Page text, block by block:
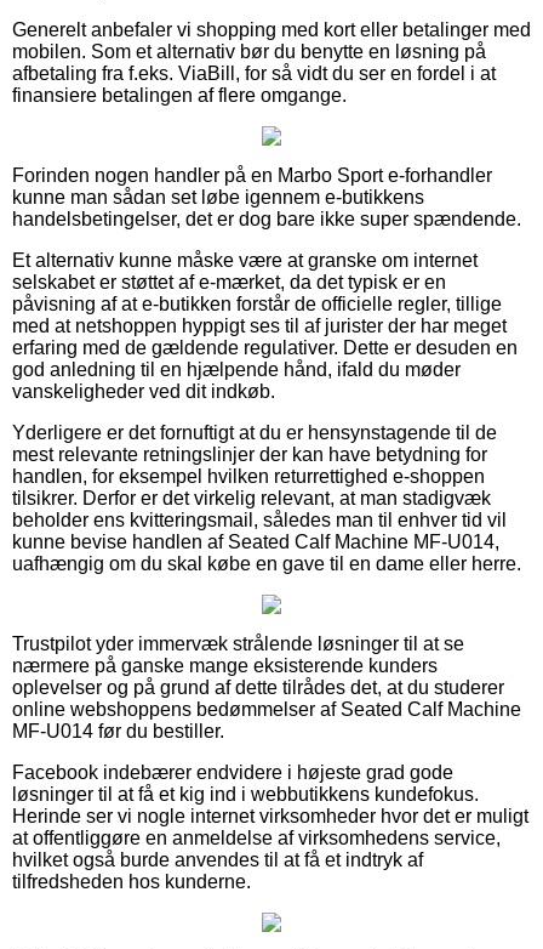
Generelt anbefaler vi shopping med kort eller betalinger med
mobilen. Som et alternativ bør du benytte en løsning på
afbetaling fra f.eks. ViaBill, for så vidt du ser en fordel i at
finansiere betalingen af flere omgange.
Forinden nogen handler på en Marbo Sport e-forhandler
kunne man sådan set løbe igennem e-butikkens
handelsbetingelser, det er dog bare ikke super spændende.
Et alternativ kunne måske være at granske om internet
selskabet er støttet af e-mærket, da det typisk er en
påvisning af at e-butikken forstår de officielle regler, tillige
med at netshoppen hyppigt ses til af jurister der har meget
erfaring med de gældende regulativer. Dette er desuden en
god anledning til en hjælpende hånd, ifald du møder
vanskeligheder ved dit indkøb.
Yderligere er det fornuftigt at du er hensynstagende til de
mest relevante retningslinjer der kan have betydning for
handlen, for eksempel hvilken returrettighed e-shoppen
tilsikrer. Derfor er det virkelig relevant, at man stadigvæk
beholder ens kvitteringsmail, således man til enhver tid vil
kunne bevise handlen af Seated Calf Machine MF-U014,
uafhængig om du skal købe en gave til en dame eller herre.
Trustpilot yder immervæk strålende løsninger til at se
nærmere på ganske mange eksisterende kunders
oplevelser og på grund af dette tilrådes det, at du studerer
online webshoppens bedømmelser af Seated Calf Machine
MF-U014 før du bestiller.
Facebook indebærer endvidere i højeste grad gode
løsninger til at få et kig ind i webbutikkens kundefokus.
Herinde ser vi nogle internet virksomheder hvor det er muligt
at offentliggøre en anmeldelse af virksomhedens service,
hvilket også burde anvendes til at få et indtryk af
tilfredsheden hos kunderne.